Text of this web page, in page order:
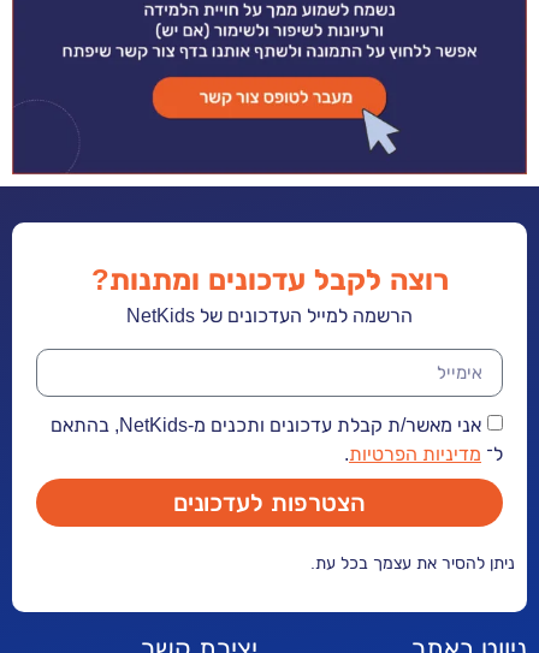
רוצה לקבל עדכונים ומתנות?
הרשמה למייל העדכונים של NetKids
אני מאשר/ת קבלת עדכונים ותכנים מ-NetKids, בהתאם
ל־ מדיניות הפרטיות
הצטרפות לעדכונים
ניתן להסיר את עצמך בכל עת.